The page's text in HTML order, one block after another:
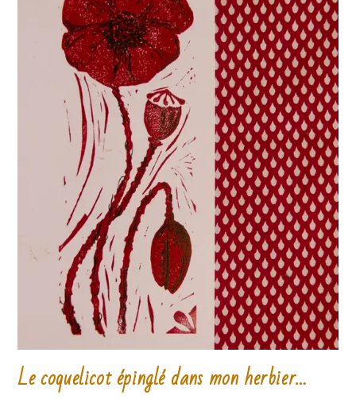
Le coquelicot épinglé dans mon herbier…